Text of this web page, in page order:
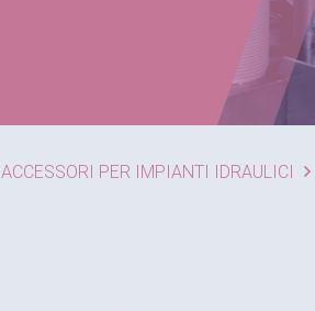
ACCESSORI PER IMPIANTI IDRAULICI